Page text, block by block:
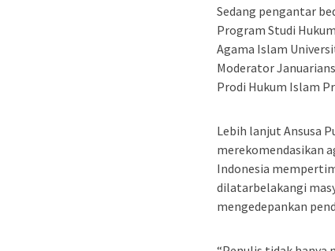
Sedang pengantar
Program Studi
Agama Islam
Moderator
Prodi Hukum Islam
Lebih lanjut Ansusa
merekomendasikan
Indonesia
dilatarbelakangi
mengedepankan